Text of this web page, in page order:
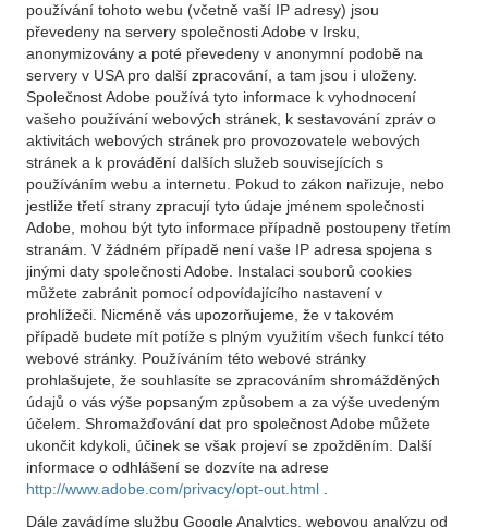
používání tohoto webu (včetně vaší IP adresy) jsou
převedeny na servery společnosti Adobe v Irsku,
anonymizovány a poté převedeny v anonymní podobě na
servery v USA pro další zpracování, a tam jsou i uloženy.
Společnost Adobe používá tyto informace k vyhodnocení
vašeho používání webových stránek, k sestavování zpráv o
aktivitách webových stránek pro provozovatele webových
stránek a k provádění dalších služeb souvisejících s
používáním webu a internetu. Pokud to zákon nařizuje, nebo
jestliže třetí strany zpracují tyto údaje jménem společnosti
Adobe, mohou být tyto informace případně postoupeny třetím
stranám. V žádném případě není vaše IP adresa spojena s
jinými daty společnosti Adobe. Instalaci souborů cookies
můžete zabránit pomocí odpovídajícího nastavení v
prohlížeči. Nicméně vás upozorňujeme, že v takovém
případě budete mít potíže s plným využitím všech funkcí této
webové stránky. Používáním této webové stránky
prohlašujete, že souhlasíte se zpracováním shromážděných
údajů o vás výše popsaným způsobem a za výše uvedeným
účelem. Shromažďování dat pro společnost Adobe můžete
ukončit kdykoli, účinek se však projeví se zpožděním. Další
informace o odhlášení se dozvíte na adrese
http://www.adobe.com/privacy/opt-out.html
Dále zavádíme službu Google Analytics, webovou analýzu od